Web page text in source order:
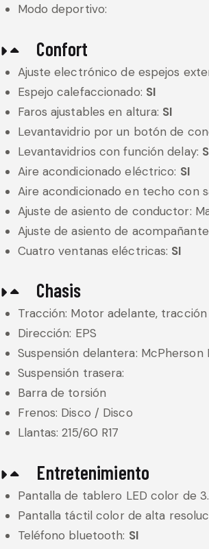
Modo deportivo:
Confort
Ajuste electrónico de espejos
Espejo calefaccionado: SI
Faros ajustables en altura: SI
Levantavidrio por un botón de
Levantavidrios con función delay:
Aire acondicionado eléctrico: SI
Aire acondicionado en techo con
Ajuste de asiento de conductor:
Ajuste de asiento de
Cuatro ventanas eléctricas: SI
Chasis
Tracción: Motor adelante,
Dirección: EPS
Suspensión delantera:
Suspensión trasera:
Barra de torsión
Frenos: Disco / Disco
Llantas: 215/60 R17
Entretenimiento
Pantalla de tablero LED color de
Pantalla táctil color de alta
Teléfono bluetooth: SI